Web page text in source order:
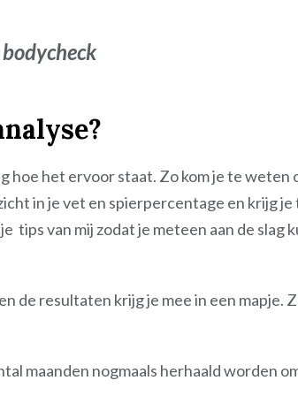
hoe het ervoor staat. Zo kom je te weten
in je vet en spierpercentage en krijg je
tips van mij zodat je meteen aan de slag
de resultaten krijg je mee in een mapje.
maanden nogmaals herhaald worden